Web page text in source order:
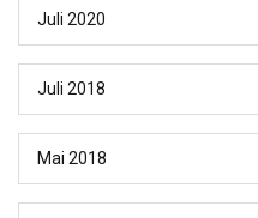
Juli 2020
Juli 2018
Mai 2018